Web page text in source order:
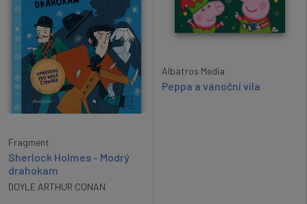
Fragment
Sherlock Holmes - Modrý
drahokam
DOYLE ARTHUR CONAN
Albatros Media
Peppa a vánoční víla